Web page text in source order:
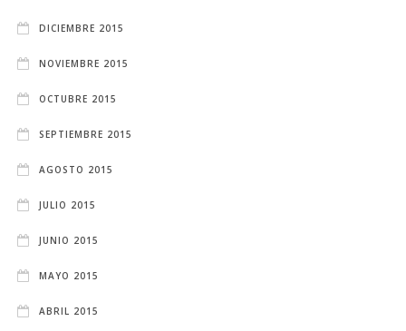
DICIEMBRE 2015
NOVIEMBRE 2015
OCTUBRE 2015
SEPTIEMBRE 2015
AGOSTO 2015
JULIO 2015
JUNIO 2015
MAYO 2015
ABRIL 2015